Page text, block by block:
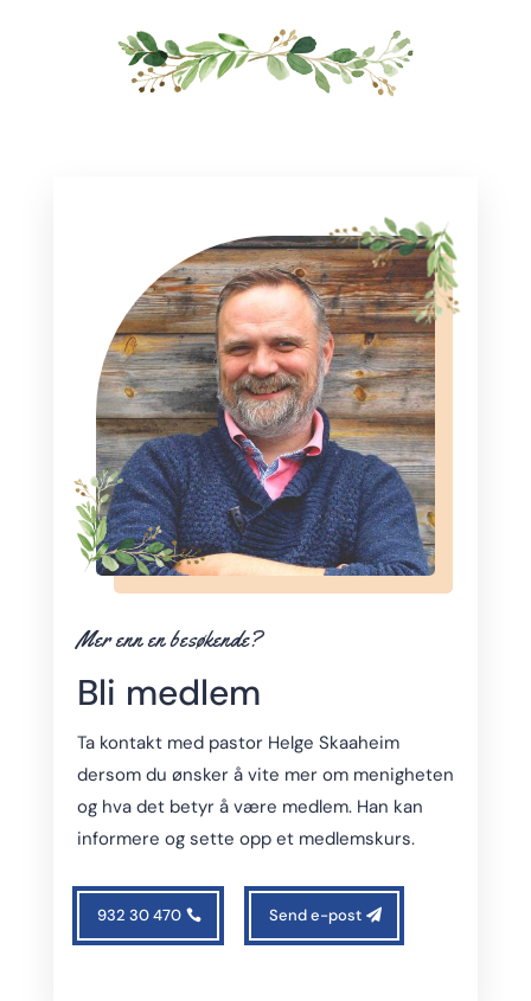
Mer enn en besøkende?
Bli medlem
Ta kontakt med pastor Helge Skaaheim
dersom du ønsker å vite mer om menigheten
og hva det betyr å være medlem. Han kan
informere og sette opp et medlemskurs.
932 30 470 Send e-post